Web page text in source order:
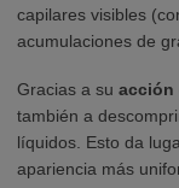
capilares visibles
acumulaciones de
Gracias a su acción
también a
líquidos. Esto da
apariencia más